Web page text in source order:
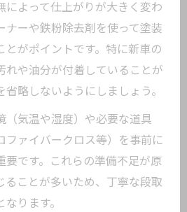
によって仕上がりが大きく変わ
ナーや鉄粉除去剤を使って塗装
とがポイントです。特に新車の
れや油分が付着していることが
略しないようにしましょう。
（気温や湿度）や必要な道具
ファイバークロス等）を事前に
要です。これらの準備不足が原
ることが多いため、丁寧な段取
ります。